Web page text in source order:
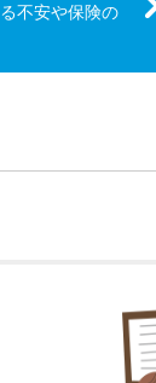
不安や保険の